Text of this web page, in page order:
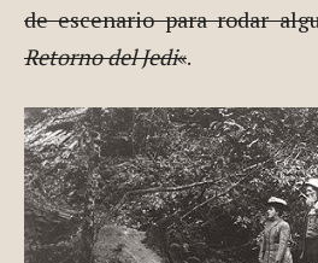
de escenario para rodar
Retorno del Jedi«.